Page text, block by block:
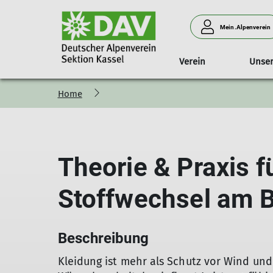
Mein.Alpenverein
Verein
Mitglied werden Wir über uns
Unsere Touren auf einen Blick
Familienwandern
Familiengruppe ab
Offener
Jugendreferat
JDAV-Gruppen JDAV-Leistungsgruppen
Stützpunkt Kassel des DAV
Home
Theorie & Praxis
Stoffwechsel am
Beschreibung
Kleidung ist mehr als Schutz vor Wind